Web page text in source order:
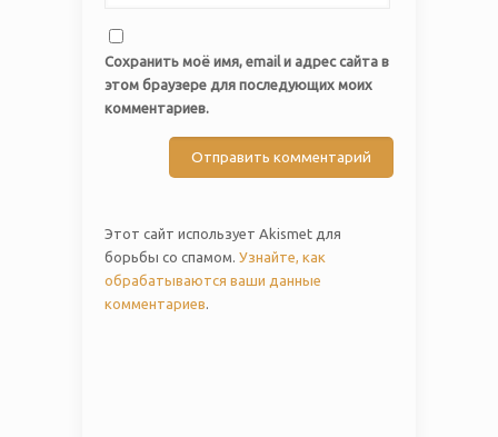
Сохранить моё имя, email и адрес сайта в
этом браузере для последующих моих
комментариев.
Этот сайт использует Akismet для
борьбы со спамом. Узнайте, как
обрабатываются ваши данные
комментариев.